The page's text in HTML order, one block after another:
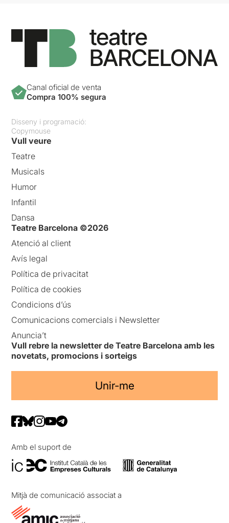
Canal oficial de venta
Compra 100% segura
Disseny i programació:
Copymouse
Vull veure
Teatre
Musicals
Humor
Infantil
Dansa
Teatre Barcelona ©2026
Atenció al client
Avís legal
Política de privacitat
Política de cookies
Condicions d’ús
Comunicacions comercials i Newsletter
Anuncia’t
Vull rebre la newsletter de Teatre Barcelona amb les
novetats, promocions i sorteigs
Unir-me
Amb el suport de
Mitjà de comunicació associat a